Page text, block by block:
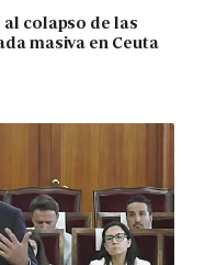
al colapso de las
masiva en Ceuta